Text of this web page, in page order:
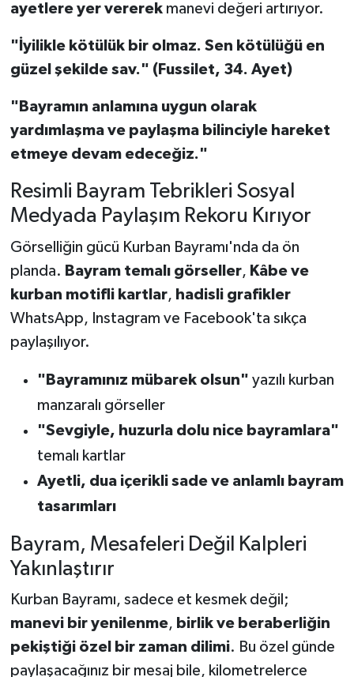
ayetlere yer vererekmanevi değeri artırıyor.
"İyilikle kötülük bir olmaz. Sen kötülüğü en
güzel şekilde sav." (Fussilet, 34. Ayet)
"Bayramın anlamına uygun olarak
yardımlaşma ve paylaşma bilinciyle hareket
etmeye devam edeceğiz."
Resimli Bayram Tebrikleri Sosyal
Medyada Paylaşım Rekoru Kırıyor
Görselliğin gücü Kurban Bayramı'nda da ön
planda. Bayram temalı görseller, Kâbe ve
kurban motifli kartlar, hadisli grafikler
WhatsApp, Instagram ve Facebook'ta sıkça
paylaşılıyor.
"Bayramınız mübarek olsun" yazılı kurban
manzaralı görseller
"Sevgiyle, huzurla dolu nice bayramlara"
temalı kartlar
Ayetli, dua içerikli sade ve anlamlı bayram
tasarımları
Bayram, Mesafeleri Değil Kalpleri
Yakınlaştırır
Kurban Bayramı, sadece et kesmek değil;
manevi bir yenilenme, birlik ve beraberliğin
pekiştiği özel bir zaman dilimi. Bu özel günde
paylaşacağınız bir mesaj bile, kilometrelerce